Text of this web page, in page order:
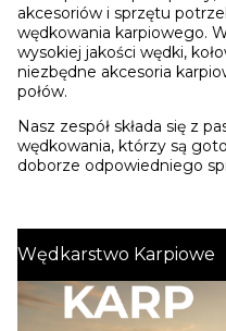
akcesoriów i sprzętu
wędkowania karpiowego.
wysokiej jakości wędki,
niezbędne akcesoria
połów.
Nasz zespół składa się z
wędkowania, którzy są
doborze odpowiedniego
Wędkarstwo Karpiowe